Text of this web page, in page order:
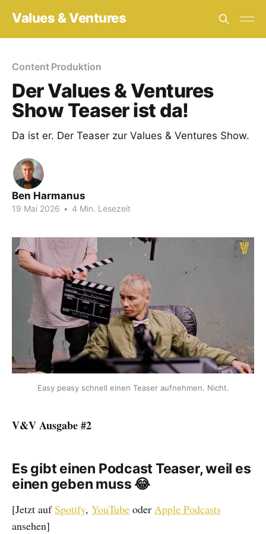
Values & Ventures
Content Produktion
Der Values & Ventures
Show Teaser ist da!
Da ist er. Der Teaser zur Values & Ventures Show.
Ben Harmanus
19 Mai 2026 • 4 Min. Lesezeit
Easy peasy schnell einen Teaser aufnehmen. Nicht.
V&V Ausgabe #2
Es gibt einen Podcast Teaser, weil es
einen geben muss 😂
[Jetzt aufSpotify, YouTube oder Apple Podcasts
ansehen]